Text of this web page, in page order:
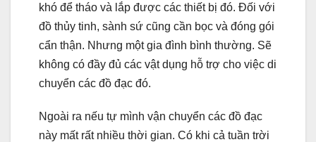
khó để tháo và lắp được các thiết bị đó. Đối với
đồ thủy tinh, sành sứ cũng cần bọc và đóng gói
cẩn thận. Nhưng một gia đình bình thường. Sẽ
không có đầy đủ các vật dụng hỗ trợ cho việc di
chuyển các đồ đạc đó.
Ngoài ra nếu tự mình vận chuyển các đồ đạc
này mất rất nhiều thời gian. Có khi cả tuần trời